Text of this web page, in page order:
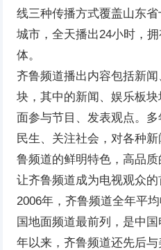
线三种传播方式覆盖山东
城市，全天播出24小时，
体。
齐鲁频道播出内容包括新
块，其中的新闻、娱乐板
面参与节目、发表观点。
民生、关注社会，对各种
鲁频道的鲜明特色，高品质
让齐鲁频道成为电视观众的
2006年，齐鲁频道全年平
国地面频道最前列，是中国
年以来，齐鲁频道还先后